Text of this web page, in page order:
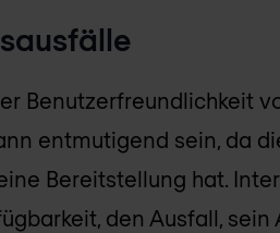
Benutzerfreundlichkeit
entmutigend sein, da
Bereitstellung hat.
den Ausfall, sein